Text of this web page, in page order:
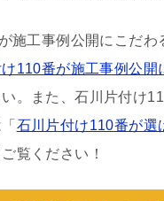
施工事例公開にこだわ
110番が施工事例公開
い。また、石川片付け
石川片付け110番が選
覧ください！